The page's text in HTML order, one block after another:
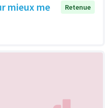
mieux me
Retenue